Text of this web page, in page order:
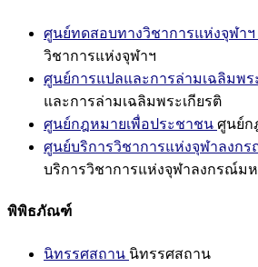
ศูนย์ทดสอบทางวิชาการแห่งจุฬาฯ
วิชาการแห่งจุฬาฯ
ศูนย์การแปลและการล่ามเฉลิมพร
และการล่ามเฉลิมพระเกียรติ
ศูนย์กฎหมายเพื่อประชาชน ศูนย์ก
ศูนย์บริการวิชาการแห่งจุฬาลงก
บริการวิชาการแห่งจุฬาลงกรณ์ม
พิพิธภัณฑ์
นิทรรศสถาน นิทรรศสถาน